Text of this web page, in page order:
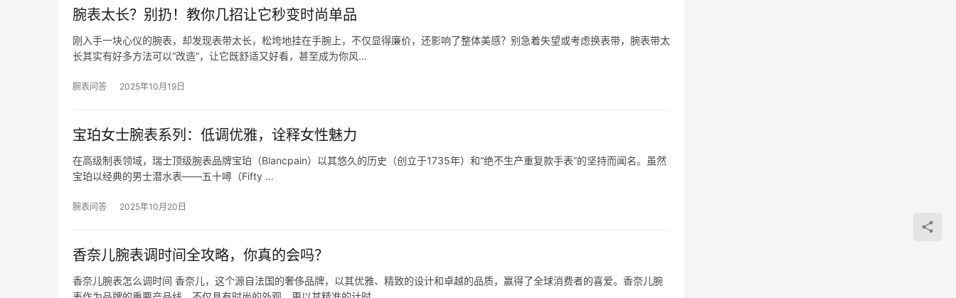
腕表太长？别扔！教你几招让它秒变时尚单品
刚入手一块心仪的腕表，却发现表带太长，松垮地挂在手腕上，不仅显得廉价，还影响了整体美感？别急着失望或考虑换表带，腕表带太
长其实有好多方法可以“改造”，让它既舒适又好看，甚至成为你风…
腕表问答 2025年10月19日
宝珀女士腕表系列：低调优雅，诠释女性魅力
在高级制表领域，瑞士顶级腕表品牌宝珀（Blancpain）以其悠久的历史（创立于1735年）和“绝不生产重复款手表”的坚持而闻名。虽然
宝珀以经典的男士潜水表——五十噚（Fifty …
腕表问答 2025年10月20日
香奈儿腕表调时间全攻略，你真的会吗？
香奈儿腕表怎么调时间 香奈儿，这个源自法国的奢侈品牌，以其优雅、精致的设计和卓越的品质，赢得了全球消费者的喜爱。香奈儿腕